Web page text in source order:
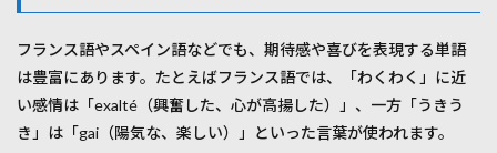
フランス語やスペイン語などでも、期待感や喜びを表現する単語
は豊富にあります。たとえばフランス語では、「わくわく」に近
い感情は「exalté（興奮した、心が高揚した）」、一方「うきう
き」は「gai（陽気な、楽しい）」といった言葉が使われます。